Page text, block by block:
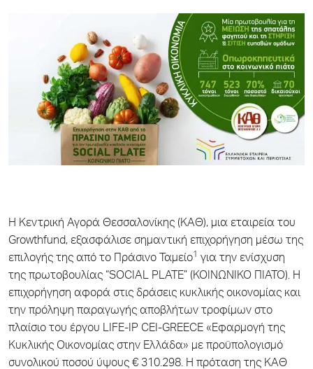
H Κεντρική Αγορά Θεσσαλονίκης (ΚΑΘ), μια εταιρεία του
Growthfund, εξασφάλισε σημαντική επιχορήγηση μέσω της
επιλογής της από το Πράσινο Ταμείο1
για την ενίσχυση
της πρωτοβουλίας “SOCIAL PLATE” (ΚΟΙΝΩΝΙΚΟ ΠΙΑΤΟ). Η
επιχορήγηση αφορά στις δράσεις κυκλικής οικονομίας και
την πρόληψη παραγωγής αποβλήτων τροφίμων στο
πλαίσιο του έργου LIFE-IP CEI-GREECE «Εφαρμογή της
Κυκλικής Οικονομίας στην Ελλάδα» με προϋπολογισμό
συνολικού ποσού ύψους € 310.298. Η πρόταση της ΚΑΘ